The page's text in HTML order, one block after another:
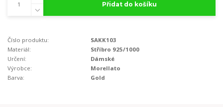
Přidat do košíku
Číslo produktu:
SAKK103
Materiál:
Stříbro 925/1000
Určení:
Dámské
Výrobce:
Morellato
Barva:
Gold